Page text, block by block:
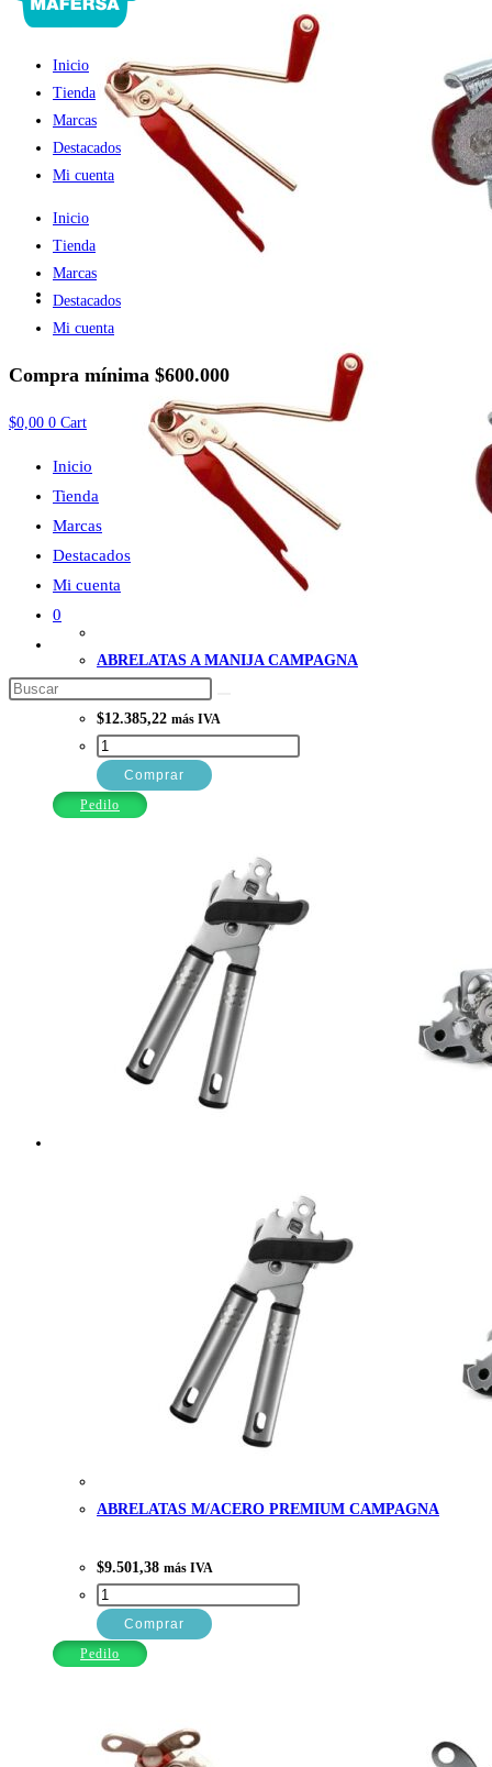
Inicio
Tienda
Marcas
Destacados
Mi cuenta
Inicio
Tienda
Marcas
Destacados
Mi cuenta
Compra mínima $600.000
$0,00 0 Cart
Inicio
Tienda
Marcas
Destacados
Mi cuenta
0
búsqueda
de
Buscar
ABRELATAS A MANIJA CAMPAGNA
$12.385,22 más IVA
ABRELATAS
A
MANIJA
Comprar
Pedilo
ABRELATAS M/ACERO PREMIUM CAMPAGNA
$9.501,38 más IVA
ABRELATAS
M/ACERO
PREMIUM
Comprar
Pedilo